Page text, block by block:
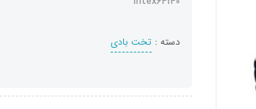
دسته : تخت بادی